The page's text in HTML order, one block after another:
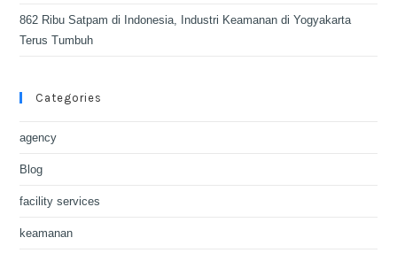
862 Ribu Satpam di Indonesia, Industri Keamanan di Yogyakarta
Terus Tumbuh
Categories
agency
Blog
facility services
keamanan